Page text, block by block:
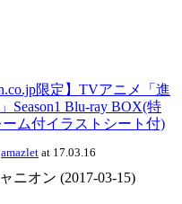
限定】TVアニメ「進
Season1 Blu-ray BOX(特
ム付イラストシート付)
amazlet at 17.03.16
ニオン (2017-03-15)